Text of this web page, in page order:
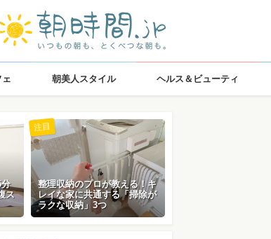
朝美人スタイル ヘルス＆ビューティ
分
ス
整理収納のプロが教える！キ
レイな家に共通する「掃除が
ラクな収納」3つ
注目